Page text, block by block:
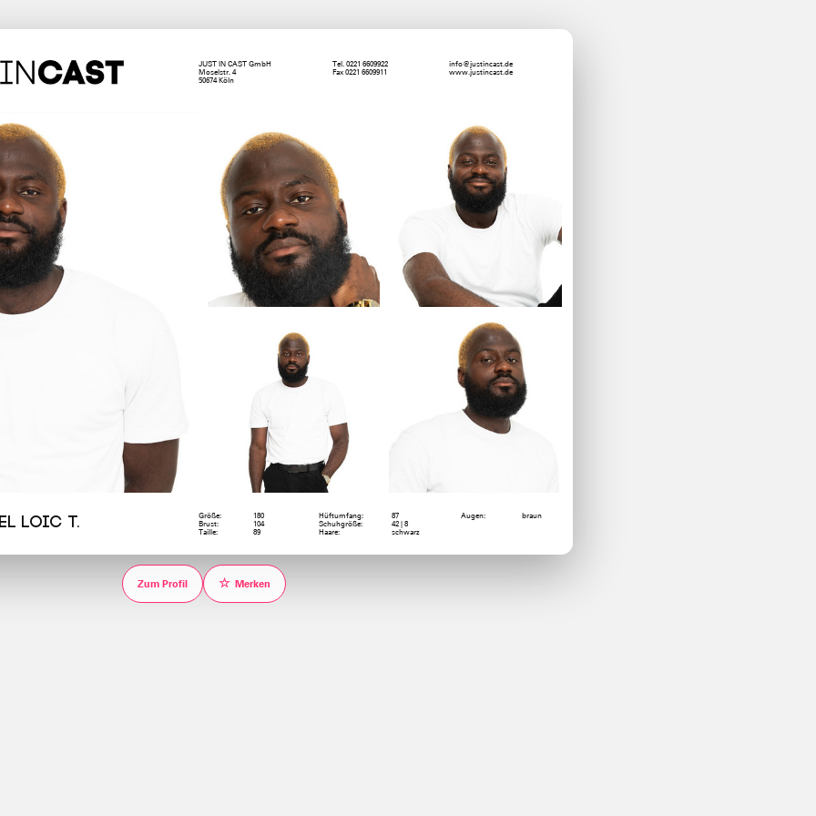
JUST IN CAST GmbH
Moselstr. 4
50674 Köln
Tel. 0221 6609922
Fax 0221 6609911
info@justincast.de
www.justincast.de
Loic T. Größe: 180 Hüftumfang: 87 Augen:
braun
Brust:
104 Schuhgröße:
42 | 8
Taille:
89 Haare: schwarz
Zum Profil ☆ Merken